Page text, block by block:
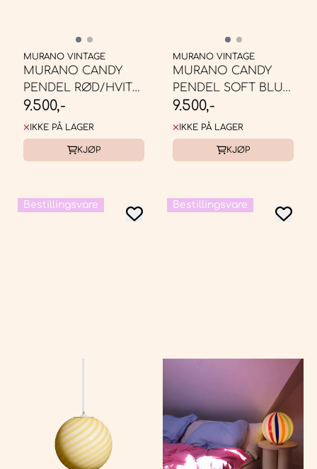
MURANO VINTAGE
MURANO CANDY
PENDEL RØD/HVIT
SWIRL ...
9.500,-
IKKE PÅ LAGER
KJØP
MURANO VINTAGE
MURANO CANDY
PENDEL SOFT BLUE
SWIRL * ...
9.500,-
IKKE PÅ LAGER
KJØP
Bestillingsvare Bestillingsvare